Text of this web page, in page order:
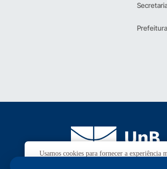
Usamos cookies para fornecer a experiência